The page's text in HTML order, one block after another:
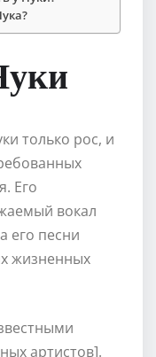
только рос, и
Его
вокал
его песни
жизненных
артистов].